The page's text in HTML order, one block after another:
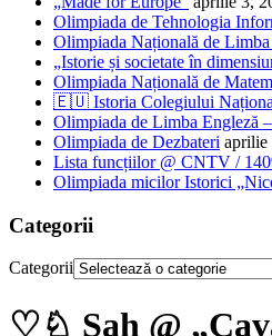
Olimpiada de Tehnologia
Olimpiada Națională de
„Istorie și societate în
Olimpiada Națională de
🇪🇺 Istoria Colegiului Național
Olimpiada de Limba Engleză –
Olimpiada de Dezbateri aprilie
Lista funcțiilor @ CNTV /
Olimpiada micilor Istorici
Categorii
Categorii
♡♘ Șah @